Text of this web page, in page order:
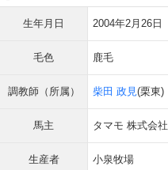
生年月日 2004年2月26日
毛色 鹿毛
調教師（所属） 柴田 政見(栗東)
馬主 タマモ 株式会社
生産者 小泉牧場